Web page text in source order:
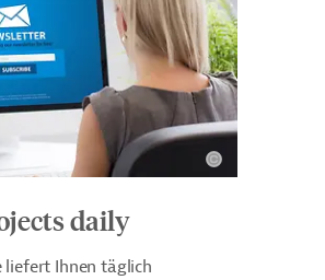
daily
liefert Ihnen täglich